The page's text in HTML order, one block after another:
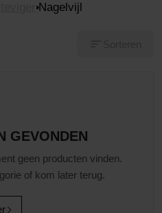
Nagelvijl
GEVONDEN
geen producten vinden.
of kom later terug.